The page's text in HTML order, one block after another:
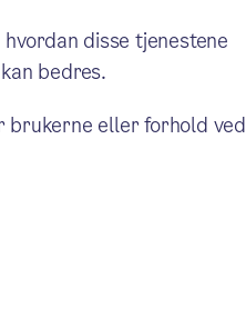
disse tjenestene
bedres.
brukerne eller forhold ved